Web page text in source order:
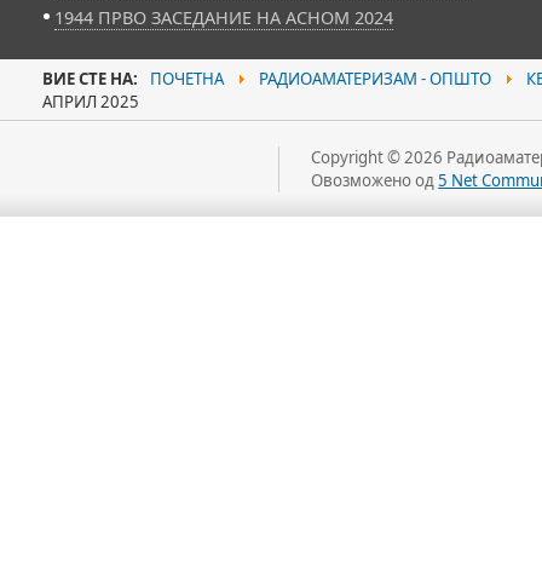
1944 ПРВО ЗАСЕДАНИЕ НА АСНОМ 2024
ВИЕ СТЕ НА: ПОЧЕТНА РАДИОАМАТЕРИЗАМ - ОПШТО
АПРИЛ 2025
Copyright © 2026
Овозможено од5 Net